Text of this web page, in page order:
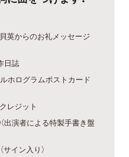
英からのお礼メッセージ
日誌
ホログラムポストカード
レジット
出演者による特製手書き盤
サイン入り）